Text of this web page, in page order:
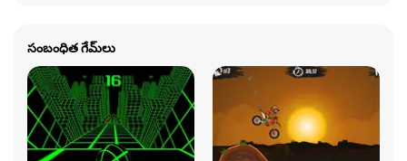
సంబంధిత గేమ్‌లు